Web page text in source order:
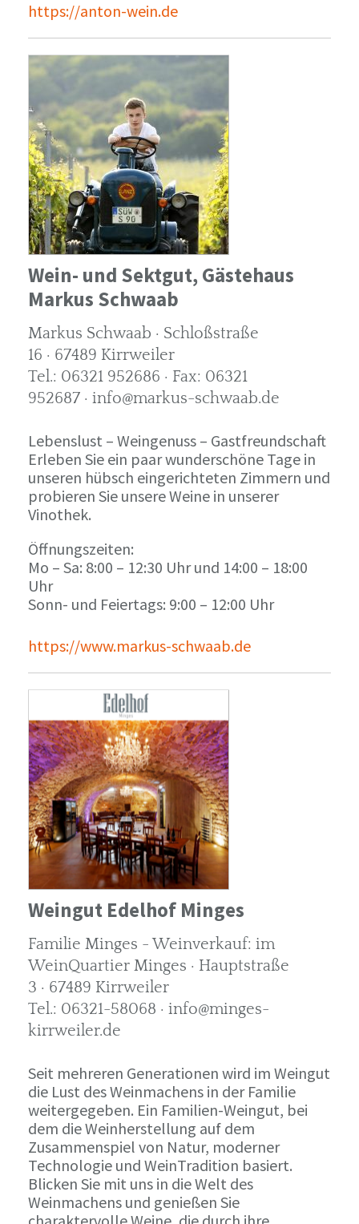
https://anton-wein.de
Wein- und Sektgut, Gästehaus
Markus Schwaab
Markus Schwaab · Schloßstraße
16 · 67489 Kirrweiler
Tel.: 06321 952686 · Fax: 06321
952687 · info@markus-schwaab.de
Lebenslust – Weingenuss – Gastfreundschaft
Erleben Sie ein paar wunderschöne Tage in
unseren hübsch eingerichteten Zimmern und
probieren Sie unsere Weine in unserer
Vinothek.
Öffnungszeiten:
Mo – Sa: 8:00 – 12:30 Uhr und 14:00 – 18:00
Uhr
Sonn- und Feiertags: 9:00 – 12:00 Uhr
https://www.markus-schwaab.de
Weingut Edelhof Minges
Familie Minges - Weinverkauf: im
WeinQuartier Minges · Hauptstraße
3 · 67489 Kirrweiler
Tel.: 06321-58068 · info@minges-
kirrweiler.de
Seit mehreren Generationen wird im Weingut
die Lust des Weinmachens in der Familie
weitergegeben. Ein Familien-Weingut, bei
dem die Weinherstellung auf dem
Zusammenspiel von Natur, moderner
Technologie und WeinTradition basiert.
Blicken Sie mit uns in die Welt des
Weinmachens und genießen Sie